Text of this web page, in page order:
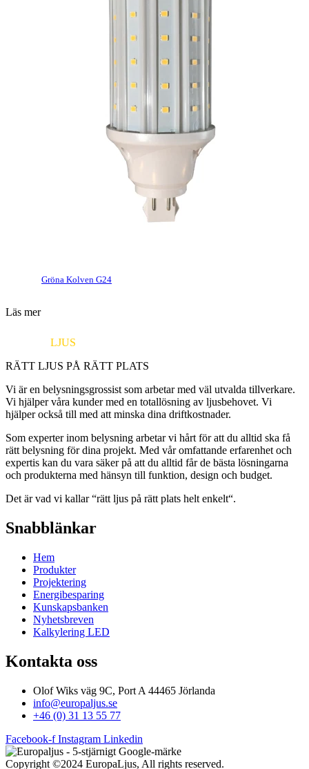
Gröna Kolven G24
Läs mer
LJUS
RÄTT LJUS PÅ RÄTT PLATS
Vi är en belysningsgrossist som arbetar med väl utvalda tillverkare.
Vi hjälper våra kunder med en totallösning av ljusbehovet. Vi
hjälper också till med att minska dina driftkostnader.
Som experter inom belysning arbetar vi hårt för att du alltid ska få
rätt belysning för dina projekt. Med vår omfattande erfarenhet och
expertis kan du vara säker på att du alltid får de bästa lösningarna
och produkterna med hänsyn till funktion, design och budget.
Det är vad vi kallar “rätt ljus på rätt plats helt enkelt“.
Snabblänkar
Hem
Produkter
Projektering
Energibesparing
Kunskapsbanken
Nyhetsbreven
Kalkylering LED
Kontakta oss
Olof Wiks väg 9C, Port A 44465 Jörlanda
info@europaljus.se
+46 (0) 31 13 55 77
Facebook-f Instagram Linkedin
Copyright ©2024 EuropaLjus, All rights reserved.